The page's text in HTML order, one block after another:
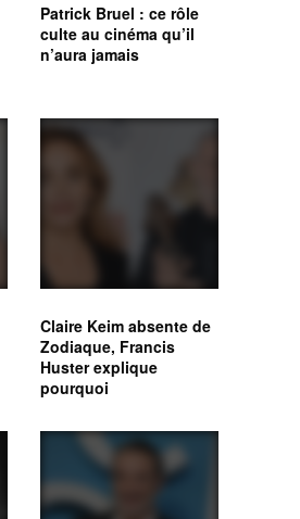
Patrick Bruel : ce rôle
culte au cinéma qu’il
n’aura jamais
Claire Keim absente de
Zodiaque, Francis
Huster explique
pourquoi